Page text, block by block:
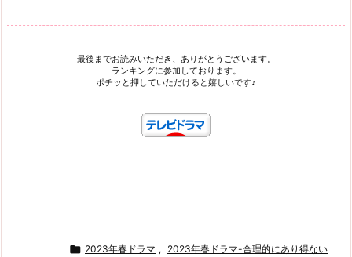
最後までお読みいただき、ありがとうございます。
ランキングに参加しております。
ポチッと押していただけると嬉しいです♪
 2023年春ドラマ , 2023年春ドラマ-合理的にあり得ない